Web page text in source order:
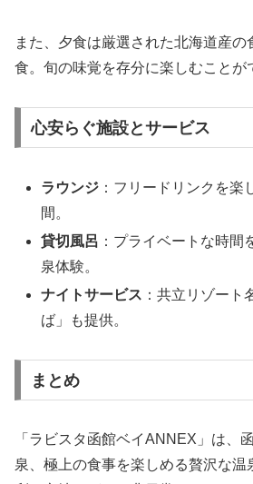
また、夕食は厳選された北海道産の
食。旬の味覚を存分に楽しむことが
心安らぐ施設とサービス
ラウンジ ：フリードリンクを楽
間。
貸切風呂 ：プライベートな時間
泉体験。
ナイトサービス ：共立リゾート
ば」も提供。
まとめ
「ラビスタ函館ベイANNEX」は、
泉、極上の食事を楽しめる贅沢な温